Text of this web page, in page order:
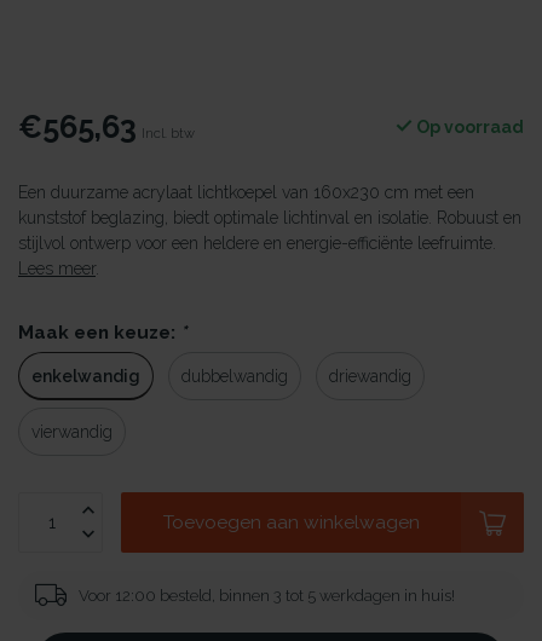
€565,63 Incl. btw Op voorraad
Een duurzame acrylaat lichtkoepel van 160x230 cm met een
kunststof beglazing, biedt optimale lichtinval en isolatie. Robuust en
stijlvol ontwerp voor een heldere en energie-efficiënte leefruimte.
Lees meer.
Maak een keuze: *
enkelwandig dubbelwandig driewandig
vierwandig
Toevoegen aan winkelwagen
Voor 12:00 besteld, binnen 3 tot 5 werkdagen in huis!